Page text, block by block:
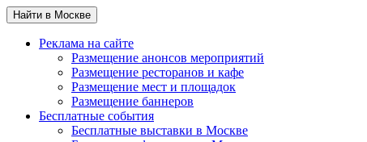
Найти в Москве
Реклама на сайте
Размещение анонсов мероприятий
Размещение ресторанов и кафе
Размещение мест и площадок
Размещение баннеров
Бесплатные события
Бесплатные выставки в Москве